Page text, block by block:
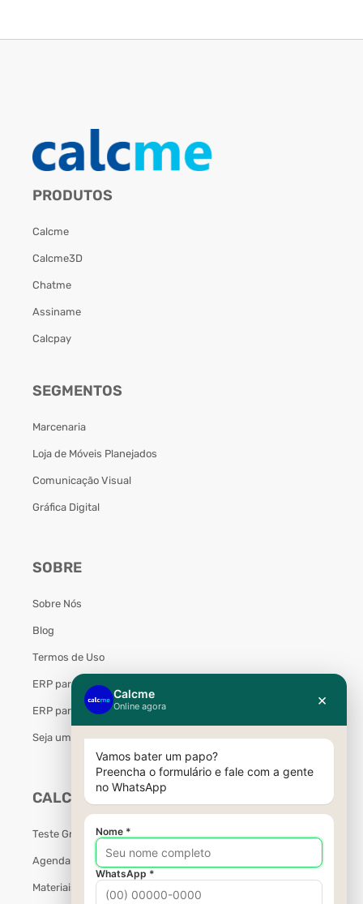
PRODUTOS
Calcme
Calcme3D
Chatme
Assiname
Calcpay
SEGMENTOS
Marcenaria
Loja de Móveis Planejados
Comunicação Visual
Gráfica Digital
SOBRE
Sobre Nós
Blog
Termos de Uso
ERP para Marcenaria
ERP para Móveis Planejados
Seja um Parceiro Calcme
CALCME
Teste Grátis
Agendar Demonstração
Materiais Gratuitos